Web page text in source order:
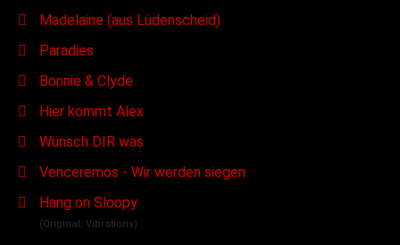
Madelaine (aus Lüdenscheid)
Paradies
Bonnie & Clyde
Hier kommt Alex
Wünsch DIR was
Venceremos - Wir werden siegen
Hang on Sloopy
(Original: Vibrations)